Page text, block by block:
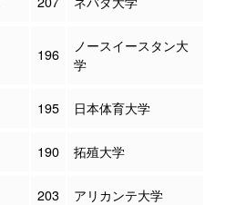
196
ノースイースタン大
学
195 日本体育大学
190 拓殖大学
203 アリカンテ大学